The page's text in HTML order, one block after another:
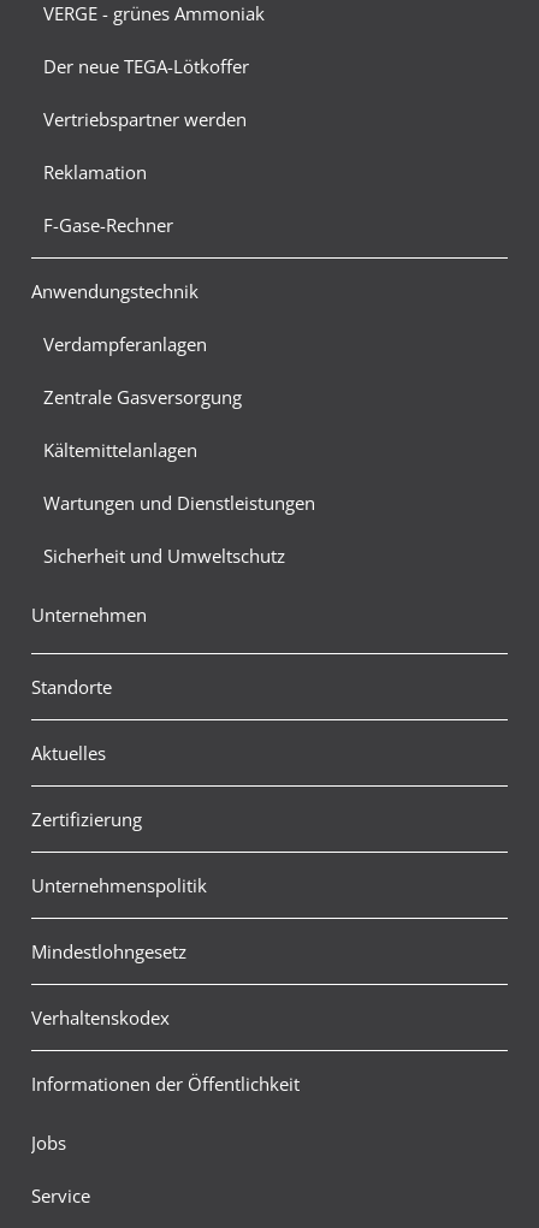
VERGE - grünes Ammoniak
Der neue TEGA-Lötkoffer
Vertriebspartner werden
Reklamation
F-Gase-Rechner
Anwendungstechnik
Verdampferanlagen
Zentrale Gasversorgung
Kältemittelanlagen
Wartungen und Dienstleistungen
Sicherheit und Umweltschutz
Unternehmen
Standorte
Aktuelles
Zertifizierung
Unternehmenspolitik
Mindestlohngesetz
Verhaltenskodex
Informationen der Öffentlichkeit
Jobs
Service